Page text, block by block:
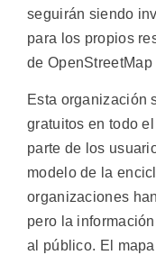
seguirán siendo
para los propios
de OpenStreetMap
Esta organización
gratuitos en todo
parte de los
modelo de la
organizaciones
pero la
al público. El